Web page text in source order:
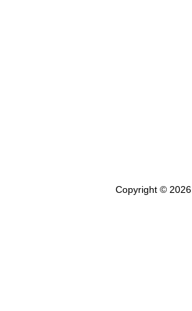
Copyright © 2026